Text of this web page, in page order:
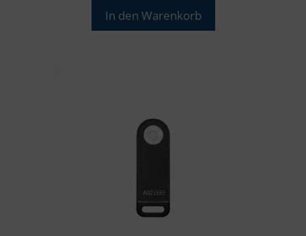
In den Warenkorb